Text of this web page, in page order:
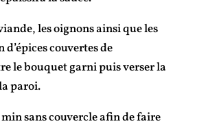
les oignons ainsi que les
couvertes de
le bouquet garni puis verser la
paroi.
sans couvercle afin de faire